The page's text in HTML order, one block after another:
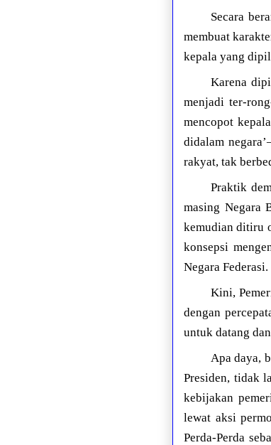
Secara
membuat
kepala yang
Karena
menjadi ter-
mencopot
didalam
rakyat, tak
Praktik
masing Negara
kemudian ditiru
konsepsi
Negara Federasi.
Kini,
dengan
untuk datang
Apa daya,
Presiden, tidak
kebijakan
lewat aksi
Perda-Perda